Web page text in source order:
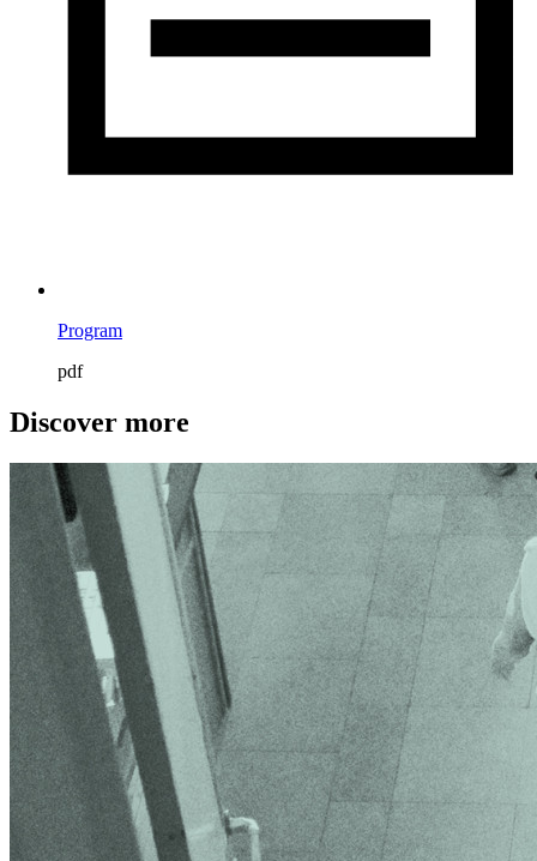
Program
pdf
Discover more